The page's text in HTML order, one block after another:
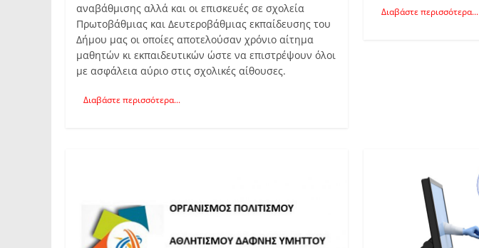
αναβάθμισης αλλά και οι επισκευές σε σχολεία
Πρωτοβάθμιας και Δευτεροβάθμιας εκπαίδευσης του
Δήμου μας οι οποίες αποτελούσαν χρόνιο αίτημα
μαθητών κι εκπαιδευτικών ώστε να επιστρέψουν όλοι
με ασφάλεια αύριο στις σχολικές αίθουσες.
Διαβάστε περισσότερα...
Διαβάστε περισσότερα...